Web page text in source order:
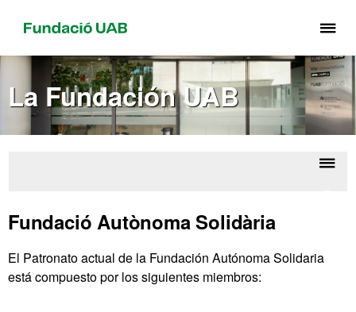
el
La Fundación UAB
Fundació Autònoma Solidària
El Patronato actual de la Fundación Autónoma Solidaria
está compuesto por los siguientes miembros: